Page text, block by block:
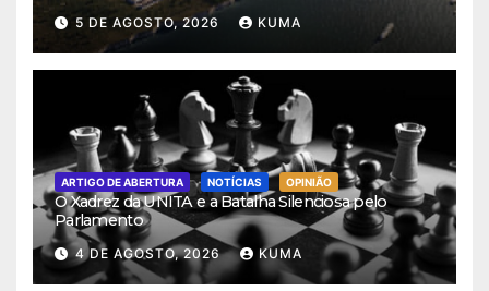
5 DE AGOSTO, 2026 KUMA
ARTIGO DE ABERTURA NOTÍCIAS OPINIÃO
O Xadrez da UNITA e a Batalha Silenciosa pelo
Parlamento
4 DE AGOSTO, 2026 KUMA